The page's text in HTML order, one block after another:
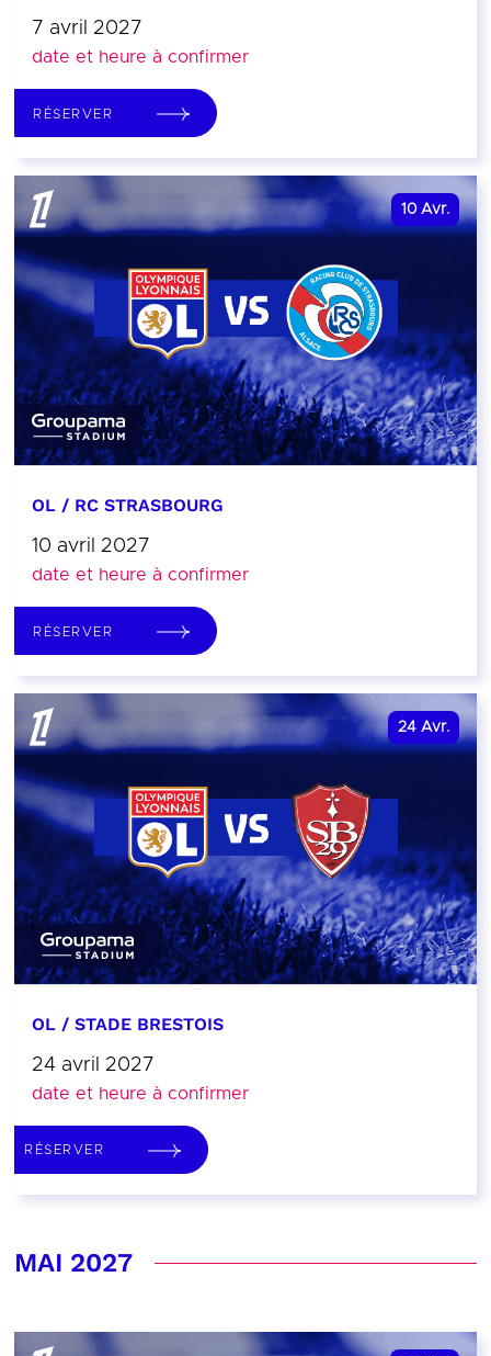
7 avril 2027
date et heure à confirmer
RÉSERVER
10 Avr.
OL / RC STRASBOURG
10 avril 2027
date et heure à confirmer
RÉSERVER
24 Avr.
OL / STADE BRESTOIS
24 avril 2027
date et heure à confirmer
RÉSERVER
MAI 2027